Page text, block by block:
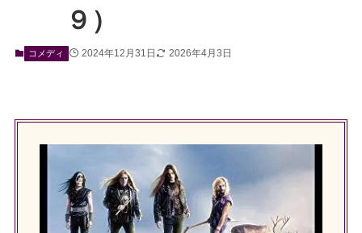
９）
コメディ 2024年12月31日 2026年4月3日